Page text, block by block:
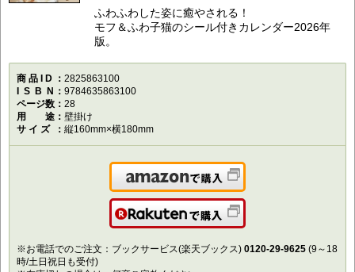
ふわふわした姿に癒やされる！
モフ＆ふわ子猫のシール付きカレンダー2026年
版。
商品ID
2825863100
ISBN
9784635863100
ページ数
28
用途壁掛け
サイズ
縦160mm×横180mm
Amazonで購入
楽天で購入
※お電話でのご注文：ブックサービス(楽天ブックス) 0120-29-9625 (9～18
時/土日祝日も受付)